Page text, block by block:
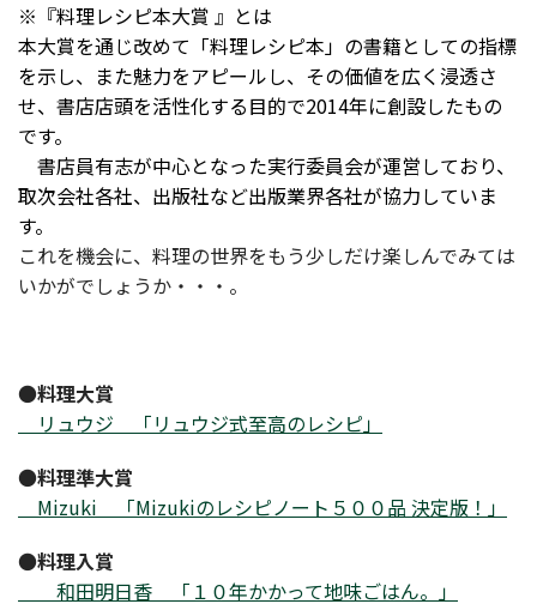
※『料理レシピ本大賞 』とは
本大賞を通じ改めて「料理レシピ本」の書籍としての指標
を示し、また魅力をアピールし、その価値を広く浸透さ
せ、書店店頭を活性化する目的で2014年に創設したもの
です。
書店員有志が中心となった実行委員会が運営しており、
取次会社各社、出版社など出版業界各社が協力していま
す。
これを機会に、料理の世界をもう少しだけ楽しんでみては
いかがでしょうか・・・。
●料理大賞
リュウジ 「リュウジ式至高のレシピ」
●料理準大賞
Mizuki 「Mizukiのレシピノート５００品 決定版！」
●料理入賞
和田明日香 「１０年かかって地味ごはん。」